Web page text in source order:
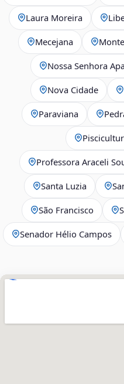
Laura Moreira
Mecejana
Nossa Senhora
Nova Cidade
Paraviana
Professora Araceli
Santa Luzia
São Francisco
Senador Hélio Campos